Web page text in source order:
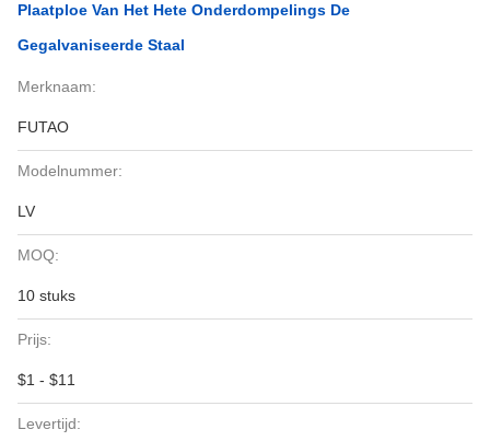
Plaatploe Van Het Hete Onderdompelings De
Gegalvaniseerde Staal
Merknaam:
FUTAO
Modelnummer:
LV
MOQ:
10 stuks
Prijs:
$1 - $11
Levertijd: